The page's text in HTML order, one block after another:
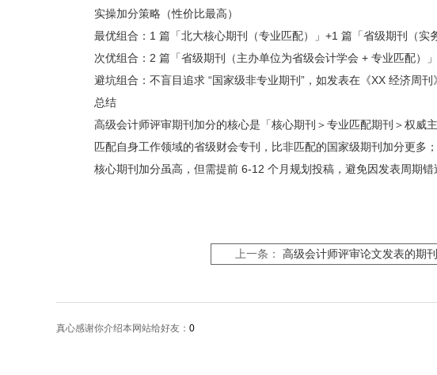
实操加分策略（性价比最高）
最优组合：1 篇「北大核心期刊（专业匹配）」+1 篇「省级期刊（实
次优组合：2 篇「省级期刊（主办单位为省级会计学会 + 专业匹配）
避坑组合：不盲目追求 “国家级非专业期刊”，如发表在《XX 经济周
总结
高级会计师评审期刊加分的核心是「核心期刊＞专业匹配期刊＞权威
匹配自身工作领域的省级财会专刊，比非匹配的国家级期刊加分更多；
核心期刊加分虽高，但需提前 6-12 个月规划投稿，避免因发表周期错
上一条： 高级会计师评审论文发表的期
真心感谢你介绍本网站给好友： 0